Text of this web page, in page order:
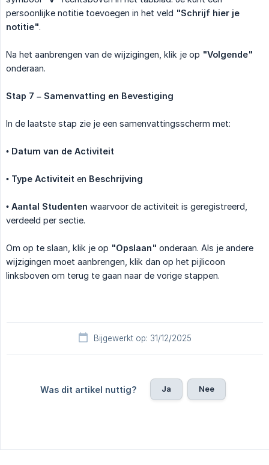
persoonlijke notitie toevoegen in het veld "Schrijf hier je
notitie".
Na het aanbrengen van de wijzigingen, klik je op "Volgende"
onderaan.
Stap 7 – Samenvatting en Bevestiging
In de laatste stap zie je een samenvattingsscherm met:
• Datum van de Activiteit
• Type Activiteit en Beschrijving
• Aantal Studenten waarvoor de activiteit is geregistreerd,
verdeeld per sectie.
Om op te slaan, klik je op "Opslaan" onderaan. Als je andere
wijzigingen moet aanbrengen, klik dan op het pijlicoon
linksboven om terug te gaan naar de vorige stappen.
Bijgewerkt op: 31/12/2025
Was dit artikel nuttig? Ja Nee